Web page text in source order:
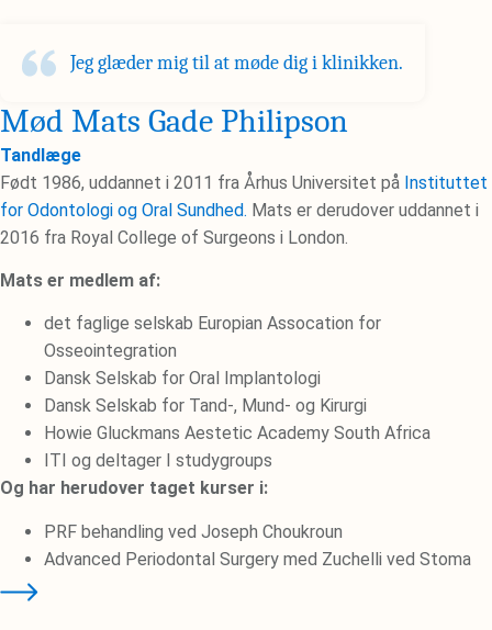
Jeg glæder mig til at møde dig i klinikken.
Mød Mats Gade Philipson
Tandlæge
Født 1986, uddannet i 2011 fra Århus Universitet på Instituttet
for Odontologi og Oral Sundhed. Mats er derudover uddannet i
2016 fra Royal College of Surgeons i London.
Mats er medlem af:
det faglige selskab Europian Assocation for
Osseointegration
Dansk Selskab for Oral Implantologi
Dansk Selskab for Tand-, Mund- og Kirurgi
Howie Gluckmans Aestetic Academy South Africa
ITI og deltager I studygroups
Og har herudover taget kurser i:
PRF behandling ved Joseph Choukroun
Advanced Periodontal Surgery med Zuchelli ved Stoma